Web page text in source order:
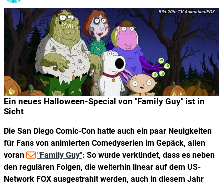
Ein neues Halloween-Special von "Family Guy" ist in
Sicht
20th TV Animation/FOX
Die San Diego Comic-Con hatte auch ein paar Neuigkeiten
für Fans von animierten Comedyserien im Gepäck, allen
voran
"Family Guy": So wurde verkündet, dass es neben
den regulären Folgen, die weiterhin linear auf dem US-
Network FOX ausgestrahlt werden, auch in diesem Jahr